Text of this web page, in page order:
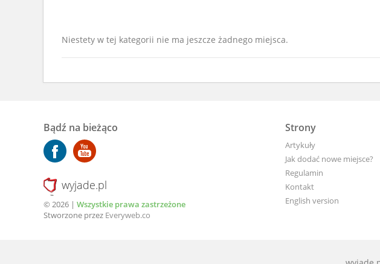
Niestety w tej kategorii nie ma jeszcze żadnego miejsca.
Bądź na bieżąco
wyjade.pl
© 2026 | Wszystkie prawa zastrzeżone
Stworzone przez Everyweb.co
Strony
Artykuły
Jak dodać nowe miejsce?
Regulamin
Kontakt
English version